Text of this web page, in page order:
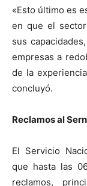
«Esto último es
en que el
sus
empresas a
de la
concluyó.
Reclamos al
El Servicio
que hasta las
reclamos,